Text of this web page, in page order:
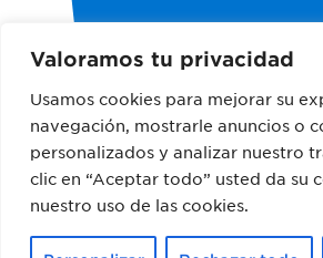
Valoramos tu privacidad
Usamos cookies para mejorar su
navegación, mostrarle anuncios o
personalizados y analizar nuestro
clic en “Aceptar todo” usted da su
nuestro uso de las cookies.
Empresas colaboradoras